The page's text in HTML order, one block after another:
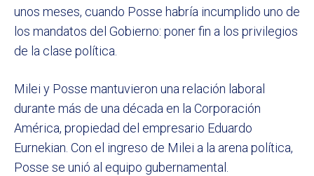
unos meses, cuando Posse habría incumplido uno de
los mandatos del Gobierno: poner fin a los privilegios
de la clase política.
Milei y Posse mantuvieron una relación laboral
durante más de una década en la Corporación
América, propiedad del empresario Eduardo
Eurnekian. Con el ingreso de Milei a la arena política,
Posse se unió al equipo gubernamental.